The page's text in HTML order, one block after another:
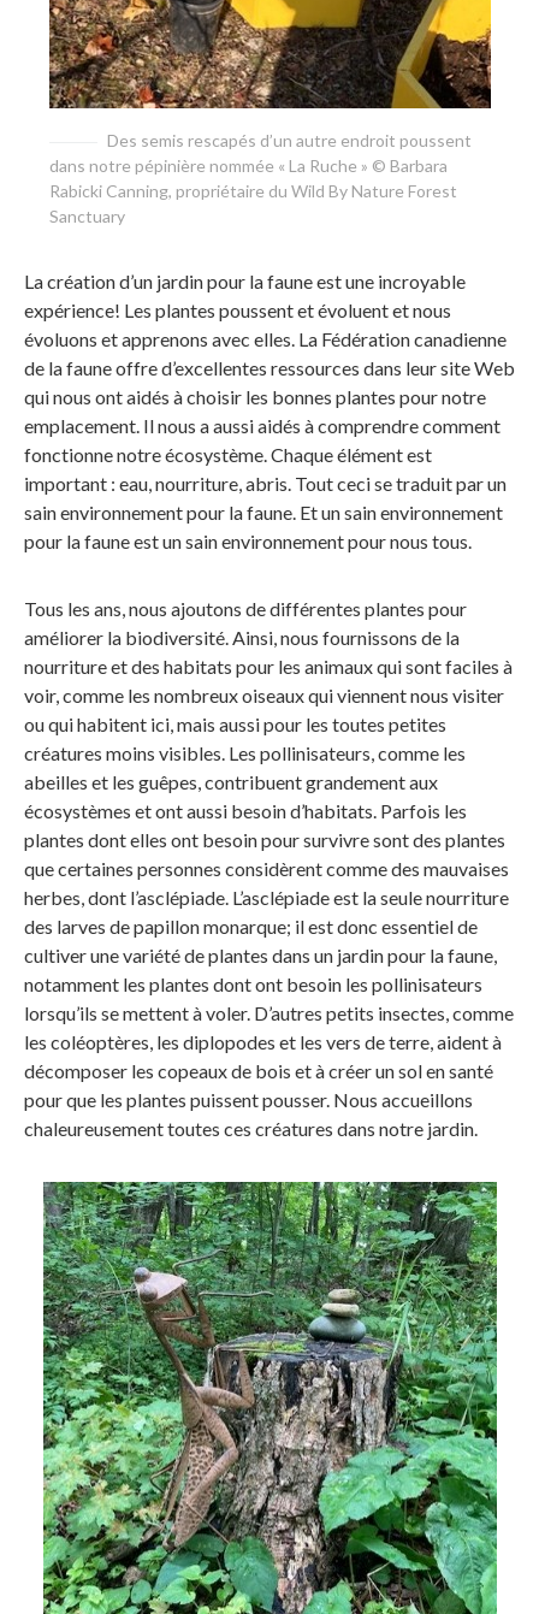
Des semis rescapés d’un autre endroit poussent
dans notre pépinière nommée « La Ruche » © Barbara
Rabicki Canning, propriétaire du Wild By Nature Forest
Sanctuary
La création d’un jardin pour la faune est une incroyable
expérience! Les plantes poussent et évoluent et nous
évoluons et apprenons avec elles. La Fédération canadienne
de la faune offre d’excellentes ressources dans leur site Web
qui nous ont aidés à choisir les bonnes plantes pour notre
emplacement. Il nous a aussi aidés à comprendre comment
fonctionne notre écosystème. Chaque élément est
important : eau, nourriture, abris. Tout ceci se traduit par un
sain environnement pour la faune. Et un sain environnement
pour la faune est un sain environnement pour nous tous.
Tous les ans, nous ajoutons de différentes plantes pour
améliorer la biodiversité. Ainsi, nous fournissons de la
nourriture et des habitats pour les animaux qui sont faciles à
voir, comme les nombreux oiseaux qui viennent nous visiter
ou qui habitent ici, mais aussi pour les toutes petites
créatures moins visibles. Les pollinisateurs, comme les
abeilles et les guêpes, contribuent grandement aux
écosystèmes et ont aussi besoin d’habitats. Parfois les
plantes dont elles ont besoin pour survivre sont des plantes
que certaines personnes considèrent comme des mauvaises
herbes, dont l’asclépiade. L’asclépiade est la seule nourriture
des larves de papillon monarque; il est donc essentiel de
cultiver une variété de plantes dans un jardin pour la faune,
notamment les plantes dont ont besoin les pollinisateurs
lorsqu’ils se mettent à voler. D’autres petits insectes, comme
les coléoptères, les diplopodes et les vers de terre, aident à
décomposer les copeaux de bois et à créer un sol en santé
pour que les plantes puissent pousser. Nous accueillons
chaleureusement toutes ces créatures dans notre jardin.